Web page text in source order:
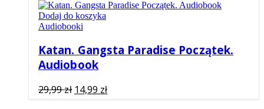
49,99 zł.29,99 zł.
Dodaj do koszyka
Audiobooki
Katan. Gangsta Paradise Początek.
Audiobook
29,99zł Pierwotna
cena
14,99 złAktualna
cena